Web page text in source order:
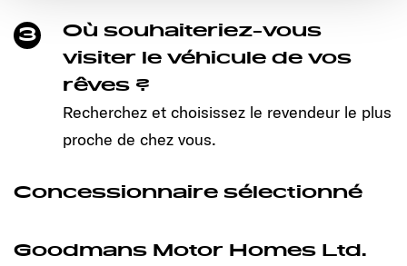
Ermöglichung der Seitennavigation erforderlich sind.
3
Où souhaiteriez-vous
visiter le véhicule de vos
rêves ?
Recherchez et choisissez le revendeur le plus
proche de chez vous.
Concessionnaire sélectionné
Goodmans Motor Homes Ltd.